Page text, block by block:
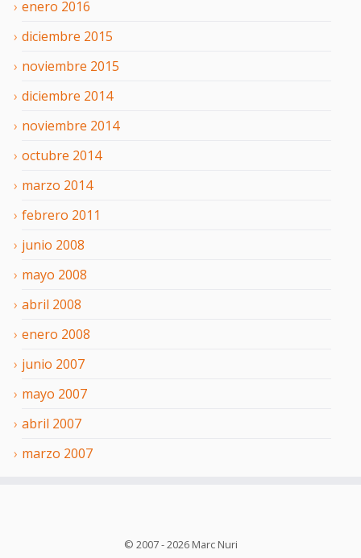
enero 2016
diciembre 2015
noviembre 2015
diciembre 2014
noviembre 2014
octubre 2014
marzo 2014
febrero 2011
junio 2008
mayo 2008
abril 2008
enero 2008
junio 2007
mayo 2007
abril 2007
marzo 2007
© 2007 -2026 Marc Nuri